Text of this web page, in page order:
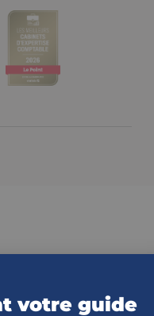
votre guide